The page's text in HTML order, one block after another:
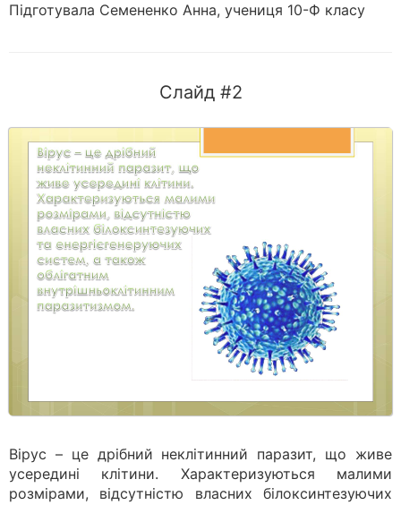
Підготувала Семененко Анна, учениця 10-Ф класу
Слайд #2
Вірус – це дрібний неклітинний паразит, що живе
усередині клітини. Характеризуються малими
розмірами, відсутністю власних білоксинтезуючих